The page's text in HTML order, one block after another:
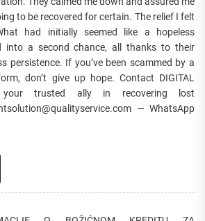
to be recovered for certain. The relief I felt
had initially seemed like a hopeless
into a second chance, all thanks to their
persistence. If you’ve been scammed by a
don’t give up hope. Contact DIGITAL
your trusted ally in recovering lost
— WhatsApp